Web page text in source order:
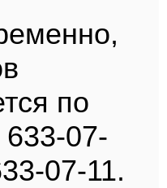
по
07-
07-11.